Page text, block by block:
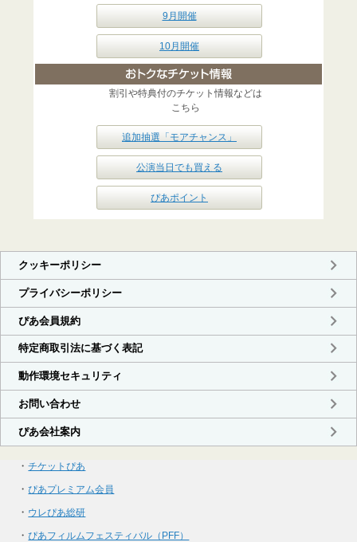
9月開催
10月開催
割引や特典付のチケット情報などは
こちら
追加抽選「モアチャンス」
公演当日でも買える
ぴあポイント
・チケットぴあ
・ぴあプレミアム会員
・ ウレぴあ総研
・ぴあフィルムフェスティバル（PFF）